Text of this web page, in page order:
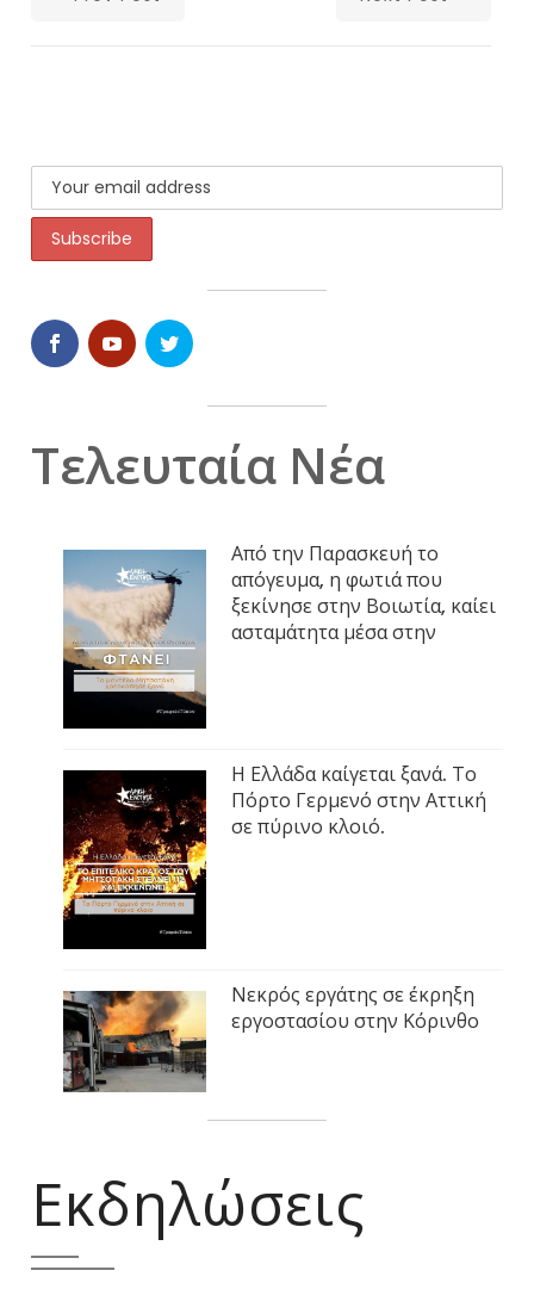
Τελευταία Νέα
Από την Παρασκευή το
απόγευμα, η φωτιά που
ξεκίνησε στην Βοιωτία, καίει
ασταμάτητα μέσα στην
Η Ελλάδα καίγεται ξανά. Το
Πόρτο Γερμενό στην Αττική
σε πύρινο κλοιό.
Νεκρός εργάτης σε έκρηξη
εργοστασίου στην Κόρινθο
Εκδηλώσεις